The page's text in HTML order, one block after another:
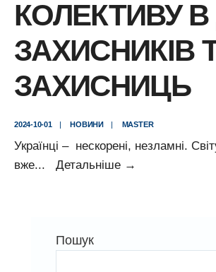
КОЛЕКТИВУ
ЗАХИСНИКІВ
ЗАХИСНИЦЬ
2024-10-01 НОВИНИ MASTER
Українці – нескорені, незламні.
вже... Детальніше →
Пошук